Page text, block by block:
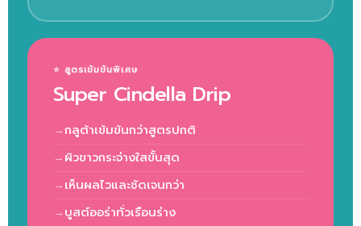
⭐ สูตรเข้มข้นพิเศษ
Super Cindella Drip
กลูต้าเข้มข้นกว่าสูตรปกติ
ผิวขาวกระจ่างใสขั้นสุด
เห็นผลไวและชัดเจนกว่า
บูสต์ออร่าทั่วเรือนร่าง